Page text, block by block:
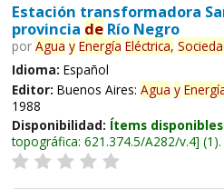
Estación transformadora
provincia deRío Negro
por Agua y Energía Eléctrica,
Idioma: Español
Editor: Buenos Aires: Agua y
1988
Disponibilidad: Ítems
topográfica: 621.374.5/A282/v.4 (1).